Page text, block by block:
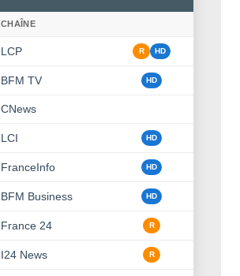
CHAÎNE
LCP R HD
BFM TV HD
CNews
LCI HD
FranceInfo HD
BFM Business HD
France 24 R
I24 News R